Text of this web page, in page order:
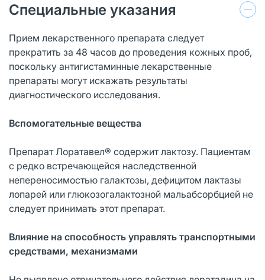
Специальные указания
Прием лекарственного препарата следует
прекратить за 48 часов до проведения кожных проб,
поскольку антигистаминные лекарственные
препараты могут искажать результаты
диагностического исследования.
Вспомогательные вещества
Препарат Лоратавел® содержит лактозу. Пациентам
с редко встречающейся наследственной
непереносимостью галактозы, дефицитом лактазы
лопарей или глюкозогалактозной мальабсорбцией не
следует принимать этот препарат.
Влияние на способность управлять транспортными
средствами, механизмами